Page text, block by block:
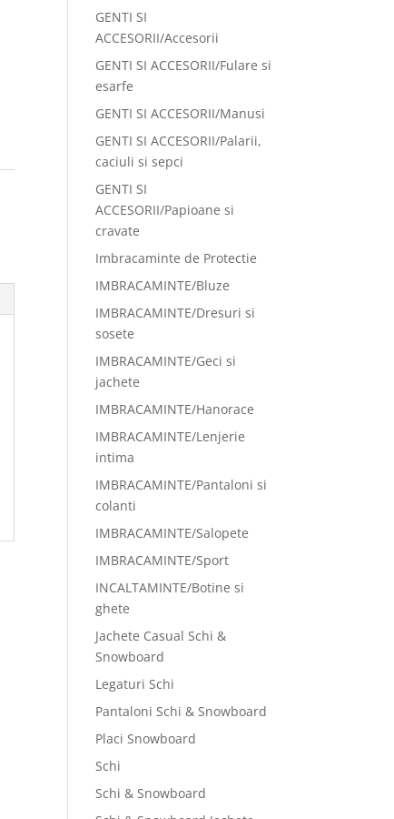
GENTI SI
ACCESORII/Accesorii
GENTI SI ACCESORII/Fulare si
esarfe
GENTI SI ACCESORII/Manusi
GENTI SI ACCESORII/Palarii,
caciuli si sepci
GENTI SI
ACCESORII/Papioane si
cravate
Imbracaminte de Protectie
IMBRACAMINTE/Bluze
IMBRACAMINTE/Dresuri si
sosete
IMBRACAMINTE/Geci si
jachete
IMBRACAMINTE/Hanorace
IMBRACAMINTE/Lenjerie
intima
IMBRACAMINTE/Pantaloni si
colanti
IMBRACAMINTE/Salopete
IMBRACAMINTE/Sport
INCALTAMINTE/Botine si
ghete
Jachete Casual Schi &
Snowboard
Legaturi Schi
Pantaloni Schi & Snowboard
Placi Snowboard
Schi
Schi & Snowboard